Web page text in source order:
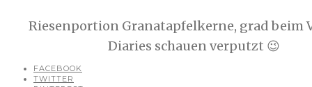
Riesenportion Granatapfelkerne, grad beim
Diaries schauen verputzt 😉
FACEBOOK
TWITTER